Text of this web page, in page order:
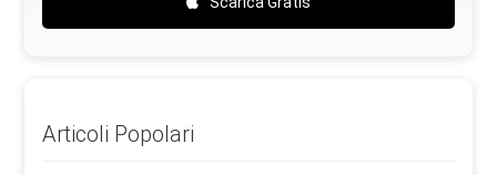
Articoli Popolari